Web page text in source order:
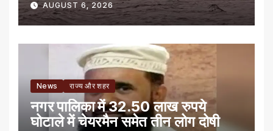
AUGUST 6, 2026
News राज्य और शहर
नगर पालिका में 32.50 लाख रुपये
घोटाले में चेयरमैन समेत तीन लोग दोषी